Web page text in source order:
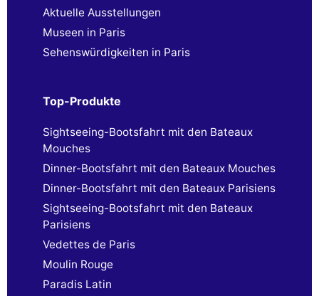
Aktuelle Ausstellungen
Museen in Paris
Sehenswürdigkeiten in Paris
Top-Produkte
Sightseeing-Bootsfahrt mit den Bateaux
Mouches
Dinner-Bootsfahrt mit den Bateaux Mouches
Dinner-Bootsfahrt mit den Bateaux Parisiens
Sightseeing-Bootsfahrt mit den Bateaux
Parisiens
Vedettes de Paris
Moulin Rouge
Paradis Latin